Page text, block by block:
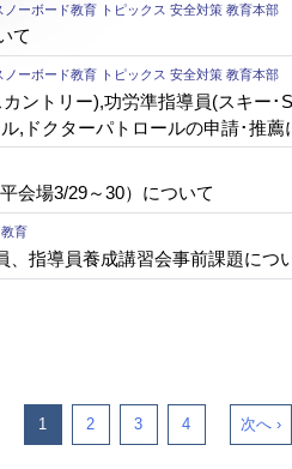
ノーボード教育 トピックス 安全対策 教育本部
て
ノーボード教育 トピックス 安全対策 教育本部
ントリー),功労準指導員(スキー･
,ドクターパトロールの申請･推薦
会場3/29～30）について
育
、指導員養成講習会事前課題につ
1 2 3 4 次へ ›